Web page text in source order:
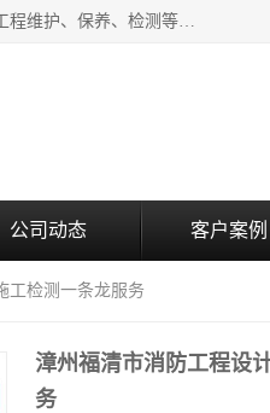
福建和天源消防安全科技有限公司厦门分公司经营范围：消防工程安全检测技术研发、技术咨询，消防工程维护、保养、检测等；主要的服务有：消防工程安全检测,消防工程施工,消防安全评估,消防维保,消防设施检测,消防维护保养,房屋安全鉴定,防雷装置检测,防火涂料检测,消防电气年检,泉州消防施工安装公司；消防器材、建材、五金制品零售。
公司动态 客户案例
工检测一条龙服务
漳州福清市消防工程设
务